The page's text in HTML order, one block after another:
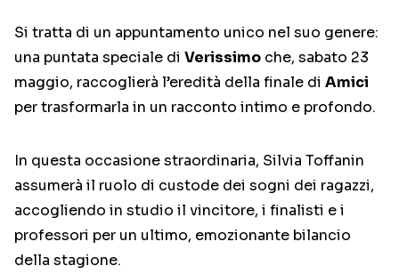
Si tratta di un appuntamento unico nel suo genere:
una puntata speciale di Verissimo che, sabato 23
maggio, raccoglierà l’eredità della finale di Amici
per trasformarla in un racconto intimo e profondo.
In questa occasione straordinaria, Silvia Toffanin
assumerà il ruolo di custode dei sogni dei ragazzi,
accogliendo in studio il vincitore, i finalisti e i
professori per un ultimo, emozionante bilancio
della stagione.